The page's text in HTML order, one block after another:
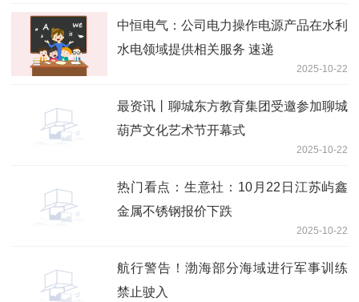
中恒电气：公司电力操作电源产品在水利
水电领域提供相关服务 速递
2025-10-22
最资讯丨聊城东方教育集团受邀参加聊城
葫芦文化艺术节开幕式
2025-10-22
热门看点：生意社：10月22日江苏屿鑫
金属不锈钢报价下跌
2025-10-22
航行警告！渤海部分海域进行军事训练
禁止驶入